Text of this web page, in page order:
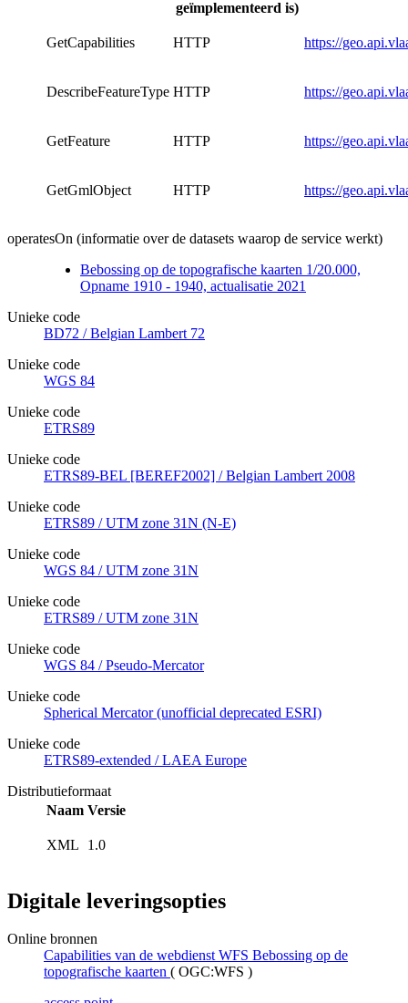
geïmplementeerd is)
GetCapabilities HTTP https://
DescribeFeatureType HTTP https://
GetFeature HTTP https://
GetGmlObject HTTP https://
operatesOn (informatie over de datasets waarop de service werkt)
Bebossing op de topografische kaarten 1/20.000,
Opname 1910 - 1940, actualisatie 2021
Unieke code
BD72 / Belgian Lambert 72
Unieke code
WGS 84
Unieke code
ETRS89
Unieke code
ETRS89-BEL [BEREF2002] / Belgian Lambert 2008
Unieke code
ETRS89 / UTM zone 31N (N-E)
Unieke code
WGS 84 / UTM zone 31N
Unieke code
ETRS89 / UTM zone 31N
Unieke code
WGS 84 / Pseudo-Mercator
Unieke code
Spherical Mercator (unofficial deprecated ESRI)
Unieke code
ETRS89-extended / LAEA Europe
Distributieformaat
Naam Versie
XML 1.0
Digitale leveringsopties
Online bronnen
Capabilities van de webdienst WFS Bebossing op de
topografische kaarten ( OGC:WFS )